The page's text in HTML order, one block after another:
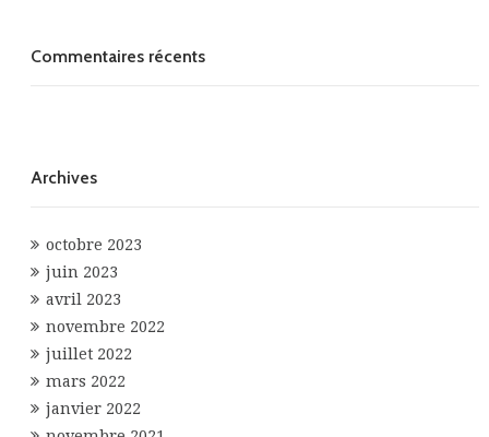
Commentaires récents
Archives
octobre 2023
juin 2023
avril 2023
novembre 2022
juillet 2022
mars 2022
janvier 2022